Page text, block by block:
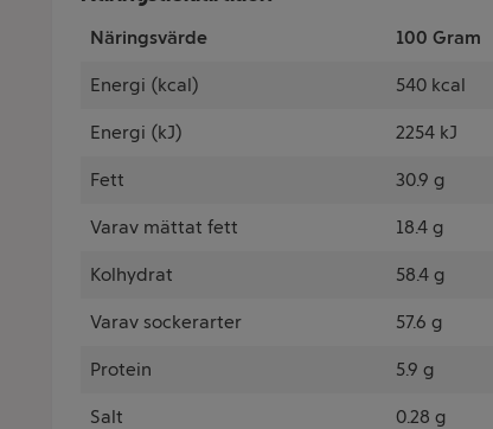
Näringsvärde 100 Gram
Energi (kcal) 540 kcal
Energi (kJ) 2254 kJ
Fett 30.9 g
Varav mättat fett 18.4 g
Kolhydrat 58.4 g
Varav sockerarter 57.6 g
Protein 5.9 g
Salt 0.28 g